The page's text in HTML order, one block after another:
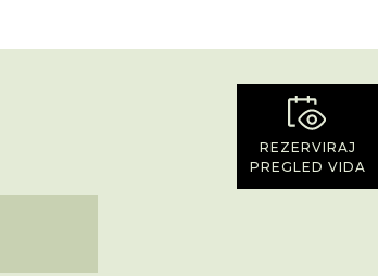
REZERVIRAJ
PREGLED VIDA